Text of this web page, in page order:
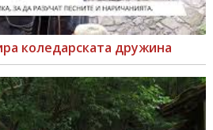
коледарската дружина